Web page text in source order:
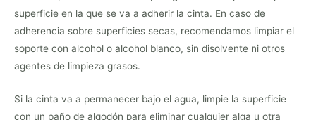
superficie en la que se va a adherir la cinta. En caso de
adherencia sobre superficies secas, recomendamos limpiar el
soporte con alcohol o alcohol blanco, sin disolvente ni otros
agentes de limpieza grasos.
Si la cinta va a permanecer bajo el agua, limpie la superficie
con un paño de algodón para eliminar cualquier alga u otra